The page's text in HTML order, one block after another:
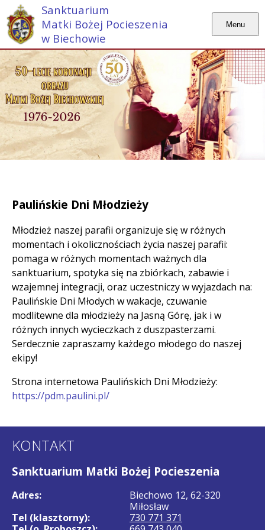
Sanktuarium
Matki Bożej Pocieszenia
w Biechowie
Menu
Paulińskie Dni Młodzieży
Młodzież naszej parafii organizuje się w różnych
momentach i okolicznościach życia naszej parafii:
pomaga w różnych momentach ważnych dla
sanktuarium, spotyka się na zbiórkach, zabawie i
wzajemnej integracji, oraz uczestniczy w wyjazdach na:
Paulińskie Dni Młodych w wakacje, czuwanie
modlitewne dla młodzieży na Jasną Górę, jak i w
różnych innych wycieczkach z duszpasterzami.
Serdecznie zapraszamy każdego młodego do naszej
ekipy!
Strona internetowa Paulińskich Dni Młodzieży:
https://pdm.paulini.pl/
KONTAKT
Sanktuarium Matki Bożej Pocieszenia
Adres:
Biechowo 12, 62-320
Miłosław
Tel (klasztorny):
730 771 371